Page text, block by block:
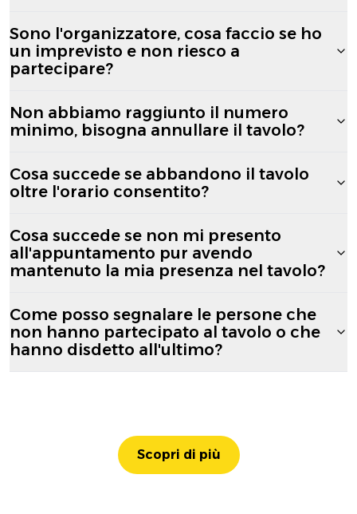
Sono l'organizzatore, cosa faccio se ho
un imprevisto e non riesco a
partecipare?
Non abbiamo raggiunto il numero
minimo, bisogna annullare il tavolo?
Cosa succede se abbandono il tavolo
oltre l'orario consentito?
Cosa succede se non mi presento
all'appuntamento pur avendo
mantenuto la mia presenza nel tavolo?
Come posso segnalare le persone che
non hanno partecipato al tavolo o che
hanno disdetto all'ultimo?
Scopri di più